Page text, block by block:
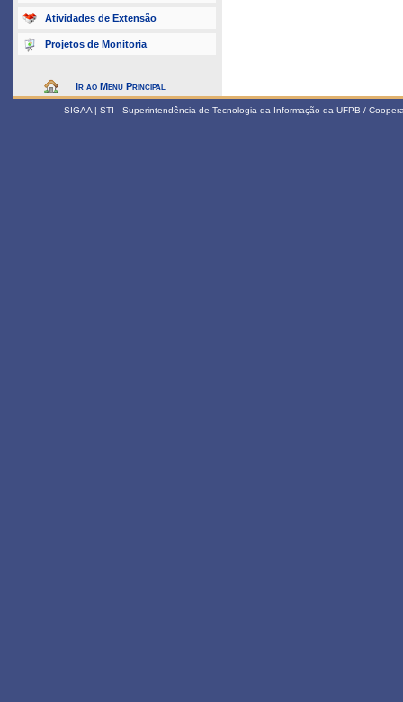
Atividades de Extensão
Projetos de Monitoria
Ir ao Menu Principal
SIGAA | STI - Superintendência de Tecnologia da Informação da UFPB /